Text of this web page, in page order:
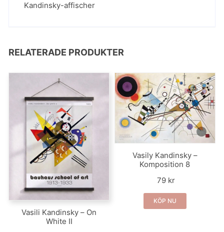
Kandinsky-affischer
RELATERADE PRODUKTER
Vasili Kandinsky – On
White II
Vasily Kandinsky –
Komposition 8
79 kr
KÖP NU